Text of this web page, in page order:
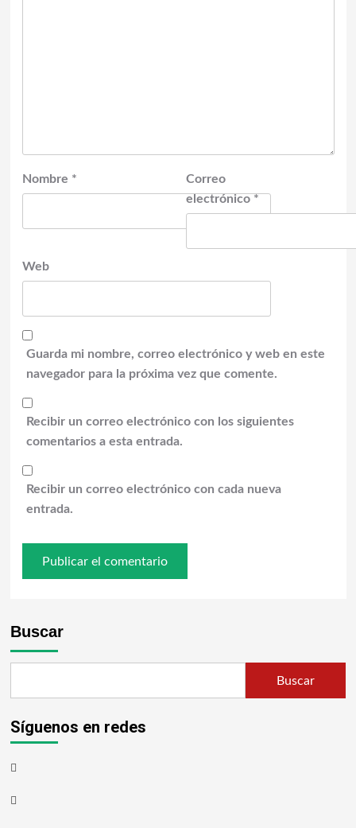
Nombre *
Correo
electrónico *
Web
Guarda mi nombre, correo electrónico y web en este
navegador para la próxima vez que comente.
Recibir un correo electrónico con los siguientes
comentarios a esta entrada.
Recibir un correo electrónico con cada nueva
entrada.
Buscar
Buscar
Síguenos en redes